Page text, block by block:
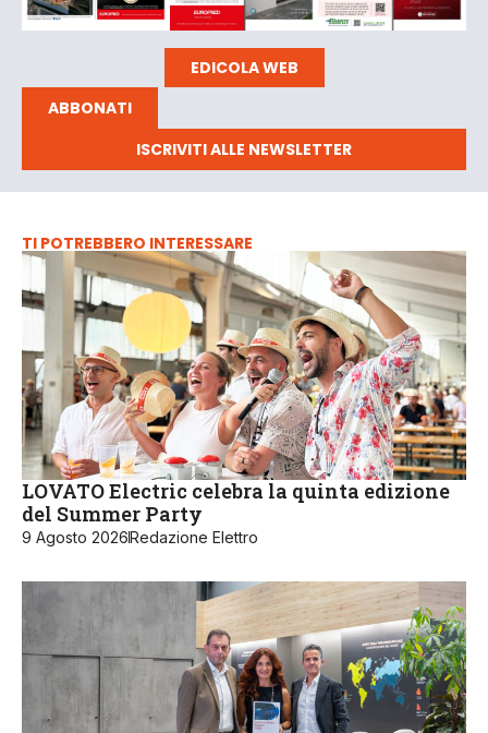
EDICOLA WEB
ABBONATI
ISCRIVITI ALLE NEWSLETTER
TI POTREBBERO INTERESSARE
LOVATO Electric celebra la quinta edizione
del Summer Party
9 Agosto 2026Redazione Elettro